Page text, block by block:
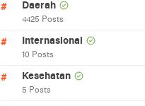
Daerah
4425 Posts
Internasional
10 Posts
Kesehatan
5 Posts